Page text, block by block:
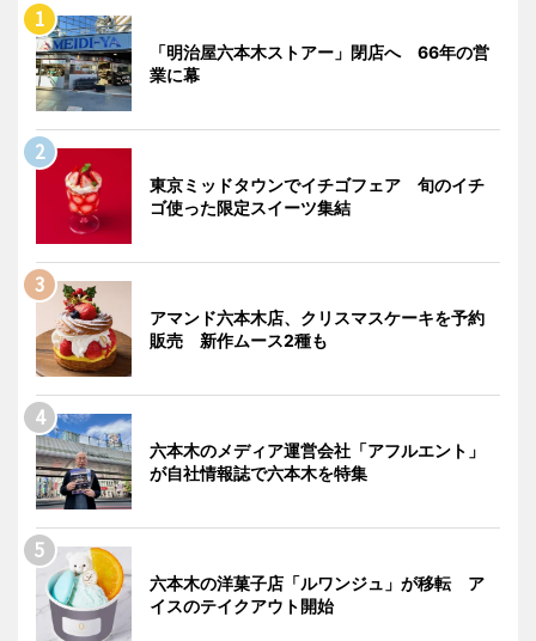
「明治屋六本木ストアー」閉店へ 66年の営
業に幕
東京ミッドタウンでイチゴフェア 旬のイチ
ゴ使った限定スイーツ集結
アマンド六本木店、クリスマスケーキを予約
販売 新作ムース2種も
六本木のメディア運営会社「アフルエント」
が自社情報誌で六本木を特集
六本木の洋菓子店「ルワンジュ」が移転 ア
イスのテイクアウト開始